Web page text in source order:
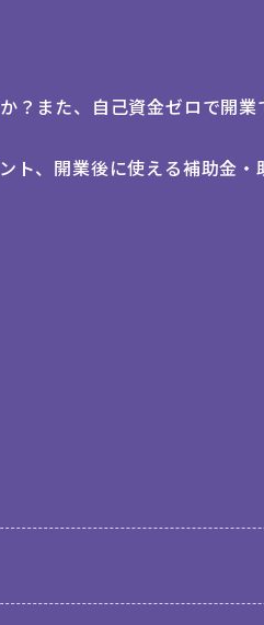
？また、自己資金ゼロで開業
ト、開業後に使える補助金・